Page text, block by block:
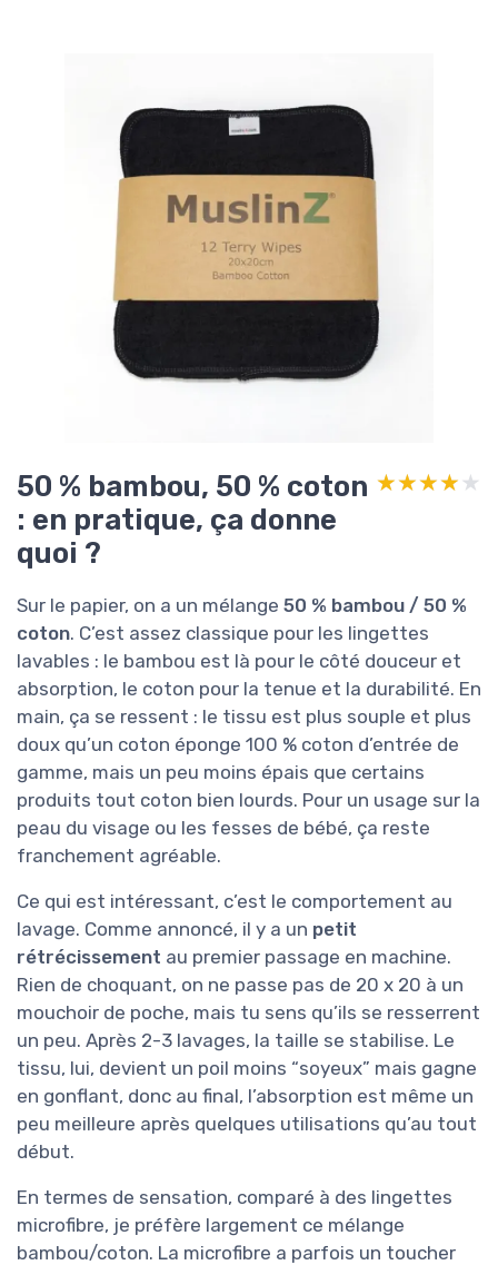
50 % bambou, 50 % coton
: en pratique, ça donne
quoi ?
★★★★★
★★★★★
Sur le papier, on a un mélange 50 % bambou / 50 %
coton. C’est assez classique pour les lingettes
lavables : le bambou est là pour le côté douceur et
absorption, le coton pour la tenue et la durabilité. En
main, ça se ressent : le tissu est plus souple et plus
doux qu’un coton éponge 100 % coton d’entrée de
gamme, mais un peu moins épais que certains
produits tout coton bien lourds. Pour un usage sur la
peau du visage ou les fesses de bébé, ça reste
franchement agréable.
Ce qui est intéressant, c’est le comportement au
lavage. Comme annoncé, il y a un petit
rétrécissement au premier passage en machine.
Rien de choquant, on ne passe pas de 20 x 20 à un
mouchoir de poche, mais tu sens qu’ils se resserrent
un peu. Après 2-3 lavages, la taille se stabilise. Le
tissu, lui, devient un poil moins “soyeux” mais gagne
en gonflant, donc au final, l’absorption est même un
peu meilleure après quelques utilisations qu’au tout
début.
En termes de sensation, comparé à des lingettes
microfibre, je préfère largement ce mélange
bambou/coton. La microfibre a parfois un toucher